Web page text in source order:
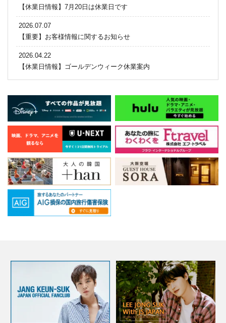
【休業日情報】7月20日は休業日です
2026.07.07
【重要】お客様情報に関するお知らせ
2026.04.22
【休業日情報】ゴールデンウィーク休業案内